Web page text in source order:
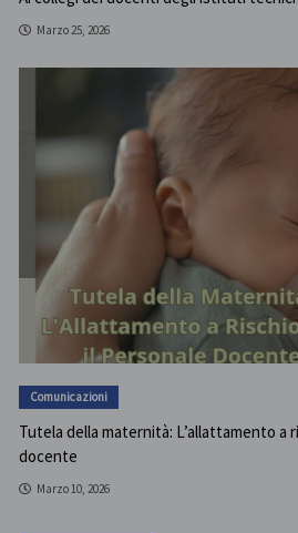
Marzo 25, 2026
Comunicazioni
Tutela della maternità: L’allattamento a
docente
Marzo 10, 2026